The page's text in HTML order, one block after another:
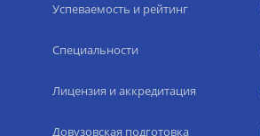
Успеваемость и рейтинг
Специальности
Лицензия и аккредитация
Довузовская подготовка